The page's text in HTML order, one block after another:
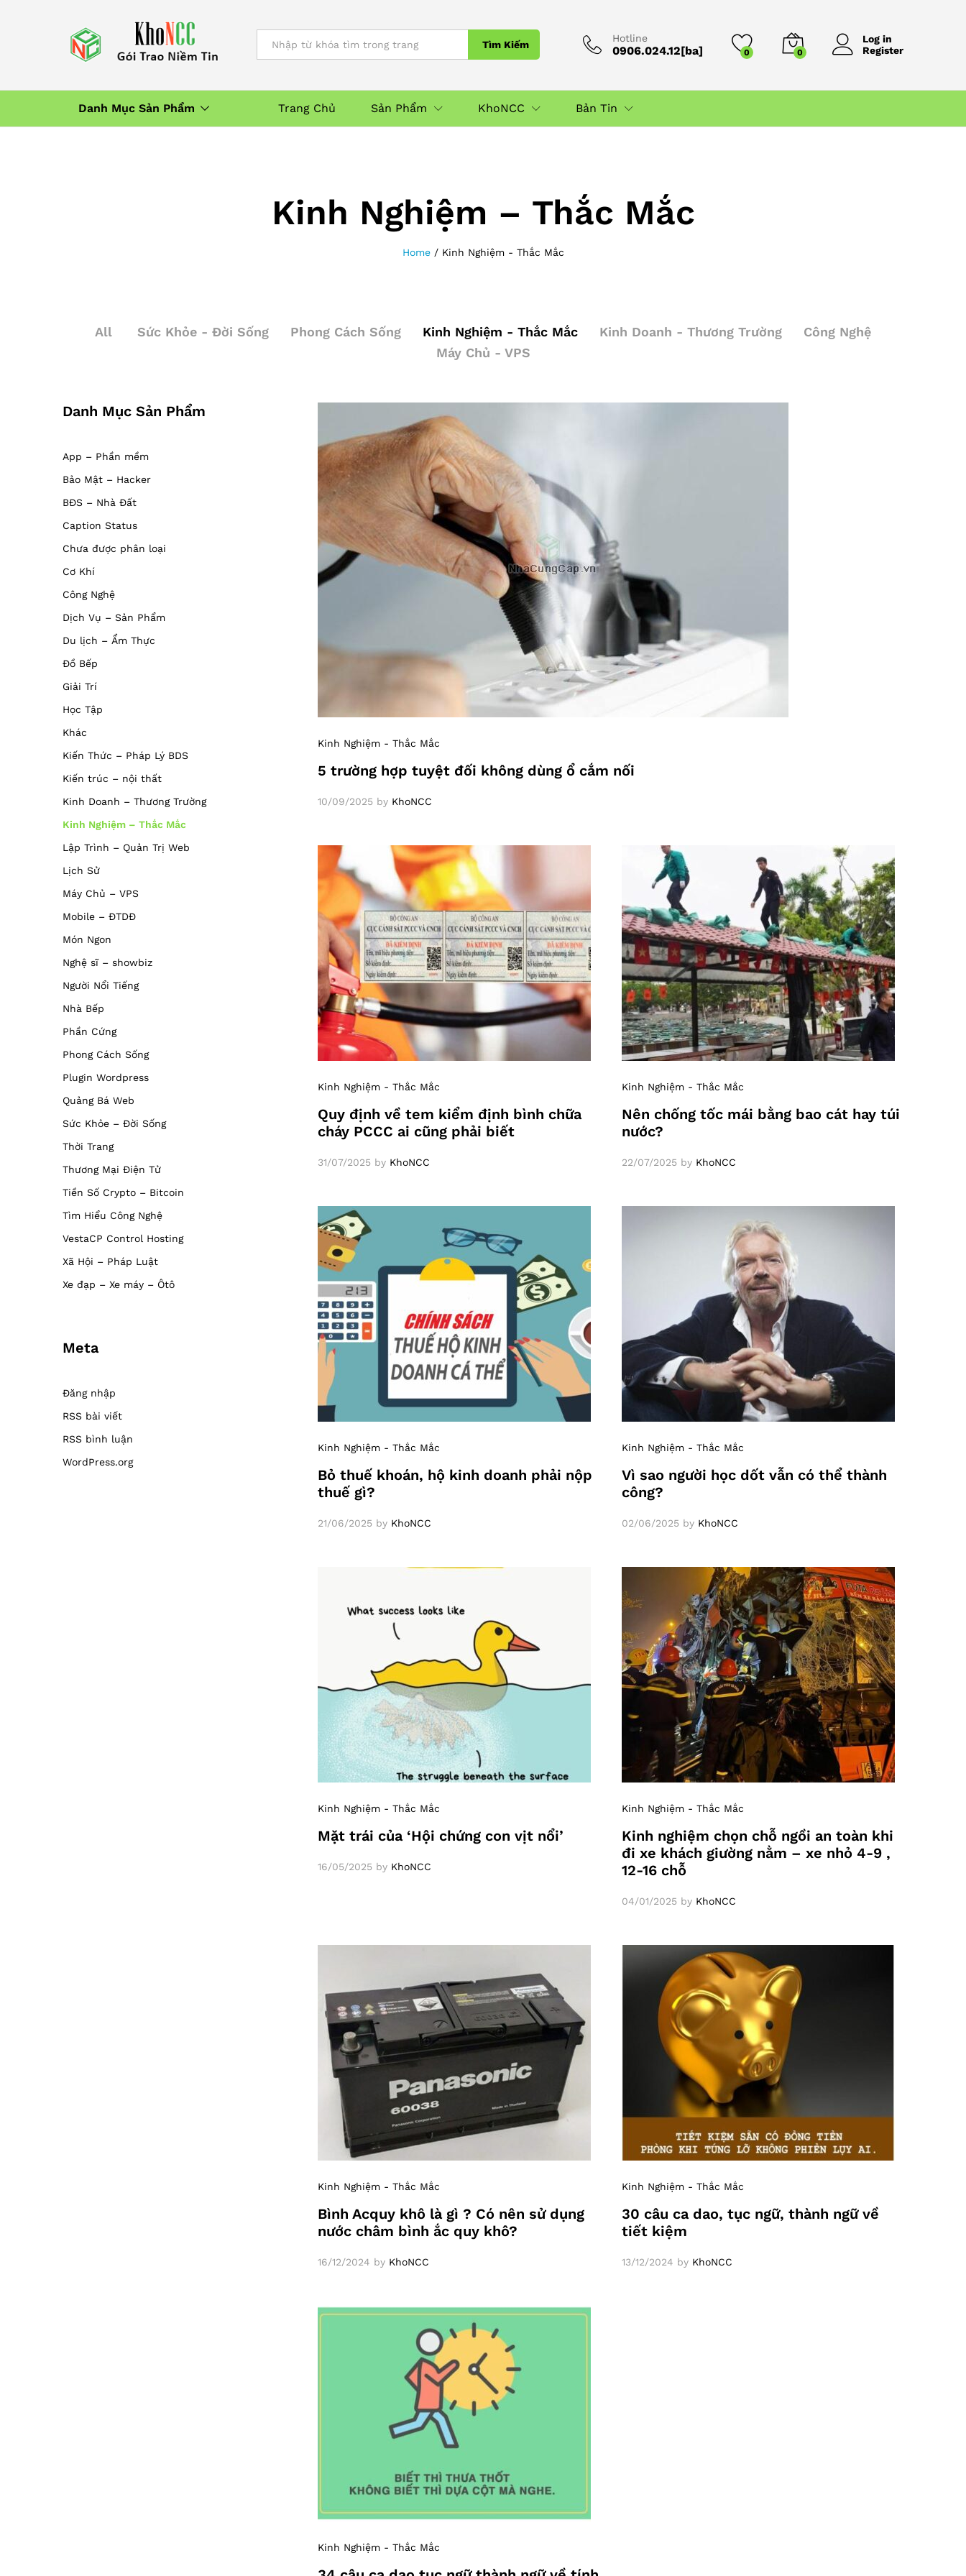
Tìm Kiếm
Hotline
0906.024.12[ba] 0 0
Log in
Register
Danh Mục Sản Phẩm Trang Chủ Sản Phẩm KhoNCC Bản Tin
Kinh Nghiệm – Thắc Mắc
Home / Kinh Nghiệm - Thắc Mắc
All Sức Khỏe - Đời Sống Phong Cách Sống Kinh Nghiệm - Thắc Mắc Kinh Doanh - Thương Trường
Công Nghệ
Máy Chủ - VPS
Kinh Nghiệm - Thắc Mắc
5 trường hợp tuyệt đối không dùng ổ cắm nối
10/09/2025 by KhoNCC
Kinh Nghiệm - Thắc Mắc
Quy định về tem kiểm định bình chữa
cháy PCCC ai cũng phải biết
31/07/2025 by KhoNCC
Kinh Nghiệm - Thắc Mắc
Nên chống tốc mái bằng bao cát hay túi
nước?
22/07/2025 by KhoNCC
Kinh Nghiệm - Thắc Mắc
Bỏ thuế khoán, hộ kinh doanh phải nộp
thuế gì?
21/06/2025 by KhoNCC
Kinh Nghiệm - Thắc Mắc
Vì sao người học dốt vẫn có thể thành
công?
02/06/2025 by KhoNCC
Kinh Nghiệm - Thắc Mắc
Mặt trái của ‘Hội chứng con vịt nổi’
16/05/2025 by KhoNCC
Kinh Nghiệm - Thắc Mắc
Kinh nghiệm chọn chỗ ngồi an toàn khi
đi xe khách giường nằm – xe nhỏ 4-9 ,
12-16 chỗ
04/01/2025 by KhoNCC
Kinh Nghiệm - Thắc Mắc
Bình Acquy khô là gì ? Có nên sử dụng
nước châm bình ắc quy khô?
16/12/2024 by KhoNCC
Kinh Nghiệm - Thắc Mắc
30 câu ca dao, tục ngữ, thành ngữ về
tiết kiệm
13/12/2024 by KhoNCC
Kinh Nghiệm - Thắc Mắc
Danh Mục Sản Phẩm
App – Phần mềm
Bảo Mật – Hacker
BĐS – Nhà Đất
Caption Status
Chưa được phân loại
Cơ Khí
Công Nghệ
Dịch Vụ – Sản Phẩm
Du lịch – Ẩm Thực
Đồ Bếp
Giải Trí
Học Tập
Khác
Kiến Thức – Pháp Lý BDS
Kiến trúc – nội thất
Kinh Doanh – Thương Trường
Kinh Nghiệm – Thắc Mắc
Lập Trình – Quản Trị Web
Lịch Sử
Máy Chủ – VPS
Mobile – ĐTDĐ
Món Ngon
Nghệ sĩ – showbiz
Người Nổi Tiếng
Nhà Bếp
Phần Cứng
Phong Cách Sống
Plugin Wordpress
Quảng Bá Web
Sức Khỏe – Đời Sống
Thời Trang
Thương Mại Điện Tử
Tiền Số Crypto – Bitcoin
Tìm Hiểu Công Nghệ
VestaCP Control Hosting
Xã Hội – Pháp Luật
Xe đạp – Xe máy – Ôtô
Meta
Đăng nhập
RSS bài viết
RSS bình luận
WordPress.org